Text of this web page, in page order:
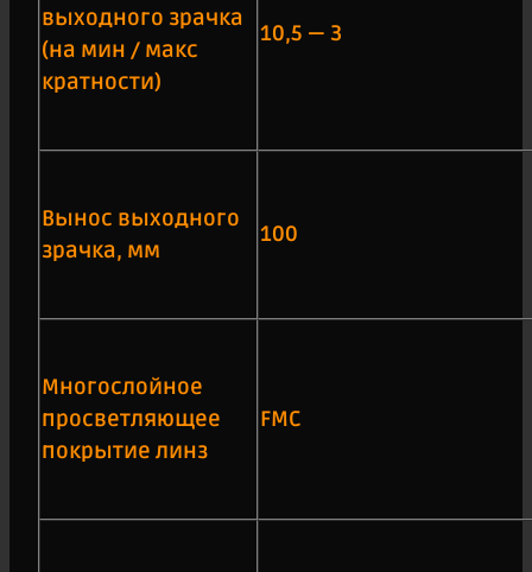
выходного зрачка
(на мин / макс
кратности)
10,5 — 3
Вынос выходного
зрачка, мм
100
Многослойное
просветляющее
покрытие линз
FMC